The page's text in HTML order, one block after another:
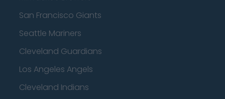
San Francisco Giants
Seattle Mariners
Cleveland Guardians
Los Angeles Angels
Cleveland Indians